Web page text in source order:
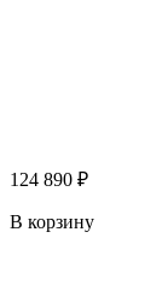
124 890 ₽
В корзину